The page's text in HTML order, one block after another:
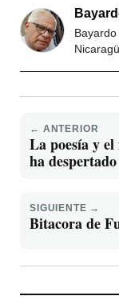
← ANTERIOR
La poesía y
ha despertado
SIGUIENTE →